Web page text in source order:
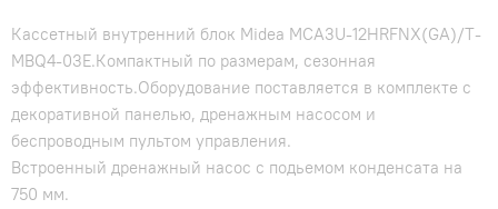
Кассетный внутренний блок Midea MCA3U-12HRFNX(GA)/T-
MBQ4-03E.Компактный по размерам, сезонная
эффективность.Оборудование поставляется в комплекте с
декоративной панелью, дренажным насосом и
беспроводным пультом управления.
Встроенный дренажный насос с подьемом конденсата на
750 мм.